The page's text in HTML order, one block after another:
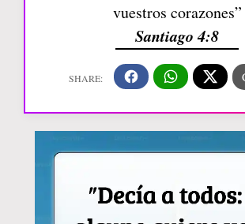
vuestros corazones”
Santiago 4:8